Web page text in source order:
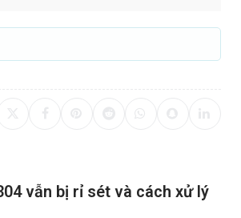
vẫn bị rỉ sét và cách xử lý